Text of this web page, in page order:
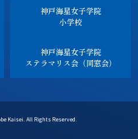
神戸海星女子学院
小学校
神戸海星女子学院
ステラマリス会（同窓会）
Kaisei. All Rights Reserved.